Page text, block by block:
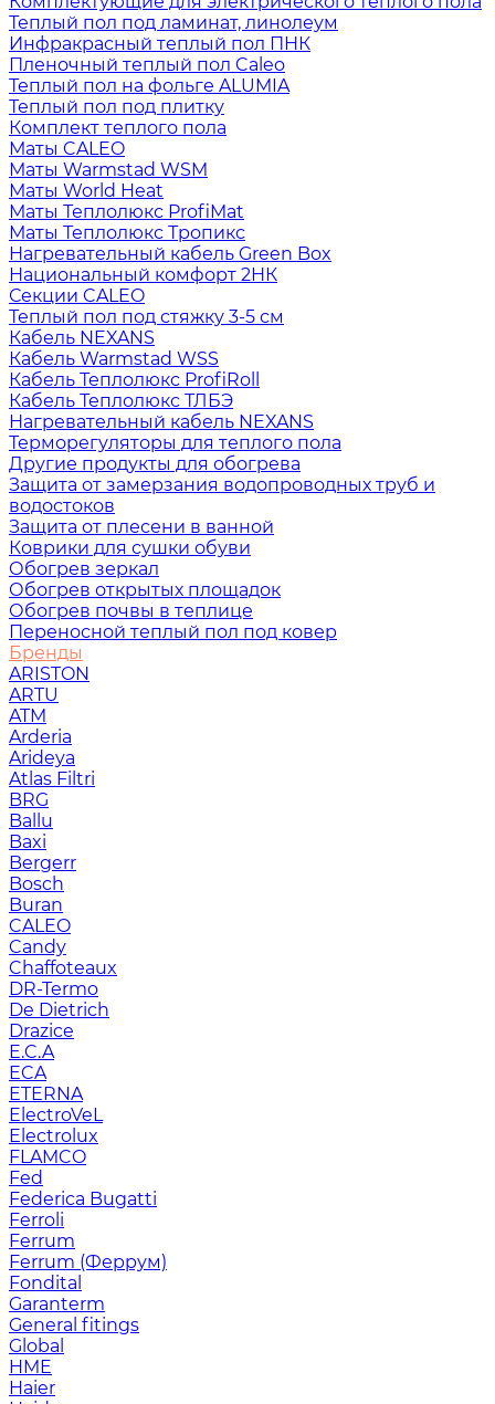
Теплый пол под ламинат, линолеум
Инфракрасный теплый пол ПНК
Пленочный теплый пол Caleo
Теплый пол на фольге ALUMIA
Теплый пол под плитку
Комплект теплого пола
Маты CALEO
Маты Warmstad WSM
Маты World Heat
Маты Теплолюкс ProfiMat
Маты Теплолюкс Тропикс
Нагревательный кабель Green Box
Национальный комфорт 2НК
Секции CALEO
Теплый пол под стяжку 3-5 см
Кабель NEXANS
Кабель Warmstad WSS
Кабель Теплолюкс ProfiRoll
Кабель Теплолюкс ТЛБЭ
Нагревательный кабель NEXANS
Терморегуляторы для теплого пола
Другие продукты для обогрева
Защита от замерзания водопроводных труб и
водостоков
Защита от плесени в ванной
Коврики для сушки обуви
Обогрев зеркал
Обогрев открытых площадок
Обогрев почвы в теплице
Переносной теплый пол под ковер
Бренды
ARISTON
ARTU
ATM
Arderia
Arideya
Atlas Filtri
BRG
Ballu
Baxi
Bergerr
Bosch
Buran
CALEO
Candy
Chaffoteaux
DR-Termo
De Dietrich
Drazice
E.C.A
ECA
ETERNA
ElectroVeL
Electrolux
FLAMCO
Fed
Federica Bugatti
Ferroli
Ferrum
Ferrum (Феррум)
Fondital
Garanterm
General fitings
Global
HME
Haier